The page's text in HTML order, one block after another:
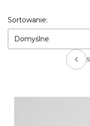
Lista produktów
Sortowanie:
Domyślne